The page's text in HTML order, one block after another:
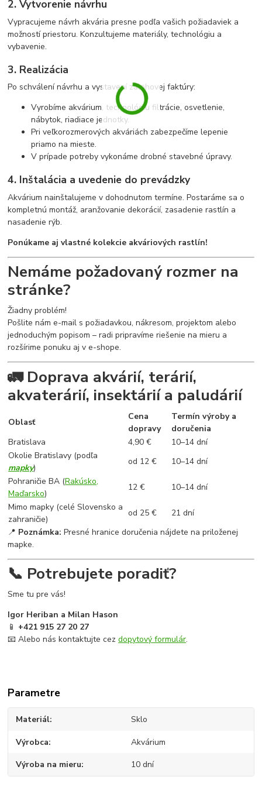
2. Vytvorenie návrhu
Vypracujeme návrh akvária presne podľa vašich požiadaviek a
možností priestoru. Konzultujeme materiály, technológiu a
vybavenie.
3. Realizácia
Po schválení návrhu a vystavení zálohovej faktúry:
Vyrobíme akvárium, technológiu filtrácie, osvetlenie,
nábytok, riadiace jednotky.
Pri veľkorozmerových akváriách zabezpečíme lepenie
priamo na mieste.
V prípade potreby vykonáme drobné stavebné úpravy.
4. Inštalácia a uvedenie do prevádzky
Akvárium nainštalujeme v dohodnutom termíne. Postaráme sa o
kompletnú montáž, aranžovanie dekorácií, zasadenie rastlín a
nasadenie rýb.
Ponúkame aj vlastné kolekcie akváriových rastlín!
Nemáme požadovaný rozmer na
stránke?
Žiadny problém!
Pošlite nám e-mail s požiadavkou, nákresom, projektom alebo
jednoduchým popisom – radi pripravíme riešenie na mieru a
rozšírime ponuku aj v e-shope.
🚛 Doprava akvárií, terárií,
akvaterárií, insektárií a paludárií
Oblasť
Cena
dopravy
Termín výroby a
doručenia
Bratislava
4,90 €
10–14 dní
Okolie Bratislavy (podľa
mapky)
od 12 €
10–14 dní
Pohraničie BA (Rakúsko,
Maďarsko)
12 €
10–14 dní
Mimo mapky (celé Slovensko a
zahraničie)
od 25 €
21 dní
📍 Poznámka: Presné hranice doručenia nájdete na priloženej
mapke.
📞 Potrebujete poradiť?
Sme tu pre vás!
Igor Heriban a Milan Hason
📱 +421 915 27 20 27
📧 Alebo nás kontaktujte cezdopytový formulár.
Parametre
Materiál Sklo
Výrobca Akvárium
Výroba na mieru 10 dní